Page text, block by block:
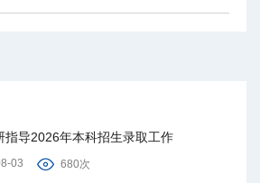
指导2026年本科招生录取工作
03 680次